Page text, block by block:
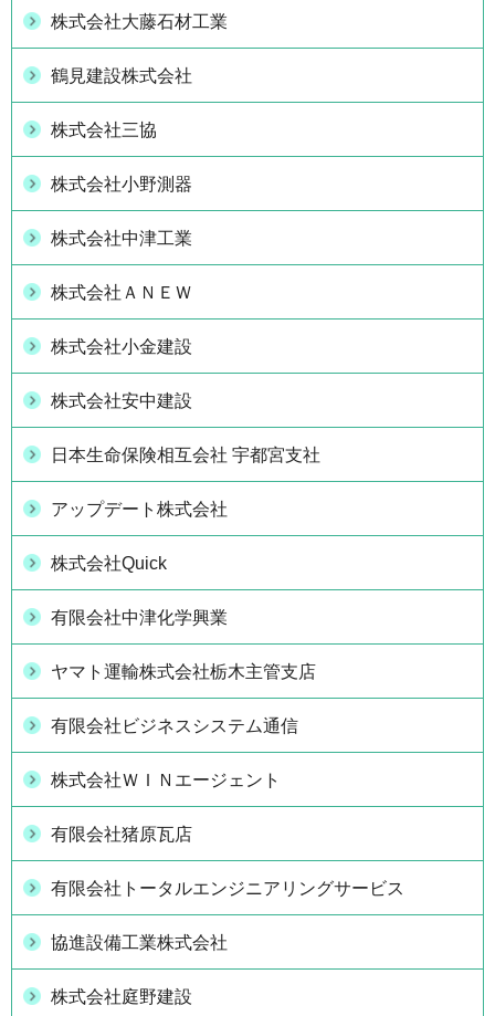
株式会社大藤石材工業
鶴見建設株式会社
株式会社三協
株式会社小野測器
株式会社中津工業
株式会社ＡＮＥＷ
株式会社小金建設
株式会社安中建設
日本生命保険相互会社 宇都宮支社
アップデート株式会社
株式会社Quick
有限会社中津化学興業
ヤマト運輸株式会社栃木主管支店
有限会社ビジネスシステム通信
株式会社ＷＩＮエージェント
有限会社猪原瓦店
有限会社トータルエンジニアリングサービス
協進設備工業株式会社
株式会社庭野建設